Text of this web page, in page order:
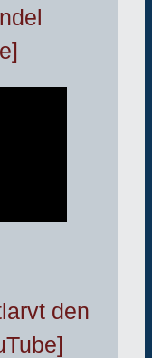
den